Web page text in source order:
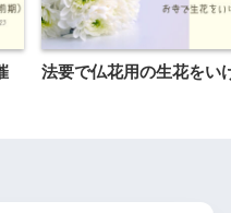
法要で仏花用の生花をい